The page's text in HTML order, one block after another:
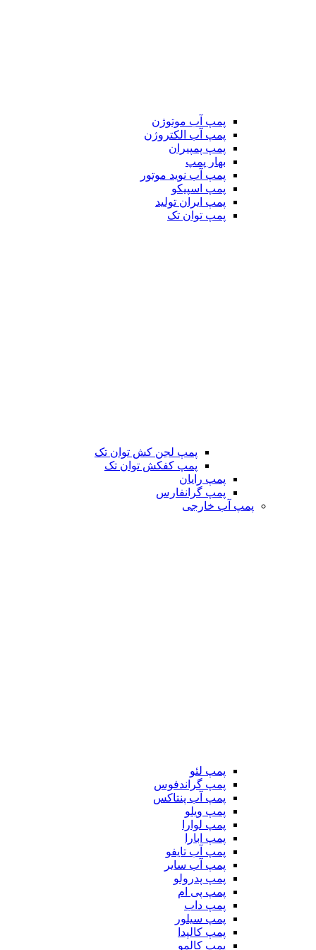
پمپ آب موتوژن
پمپ آب الکتروژن
پمپ پمپیران
بهار پمپ
پمپ آب نوید موتور
پمپ اسپیکو
پمپ ایران تولید
پمپ توان تک
پمپ لجن کش توان تک
پمپ کفکش توان تک
پمپ رایان
پمپ گرانفارس
پمپ آب خارجی
پمپ لئو
پمپ گراندفوس
پمپ آب پنتاکس
پمپ ویلو
پمپ لوارا
پمپ ابارا
پمپ آب تایفو
پمپ آب سایر
پمپ پدرولو
پمپ پی ام
پمپ داب
پمپ سیلور
پمپ کالپدا
پمپ کالمو